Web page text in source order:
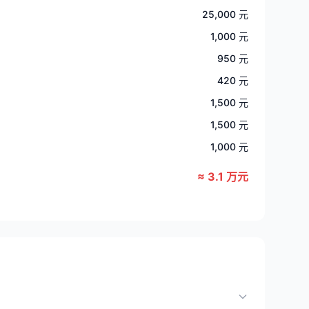
25,000 元
1,000 元
950 元
420 元
1,500 元
1,500 元
1,000 元
≈ 3.1 万元